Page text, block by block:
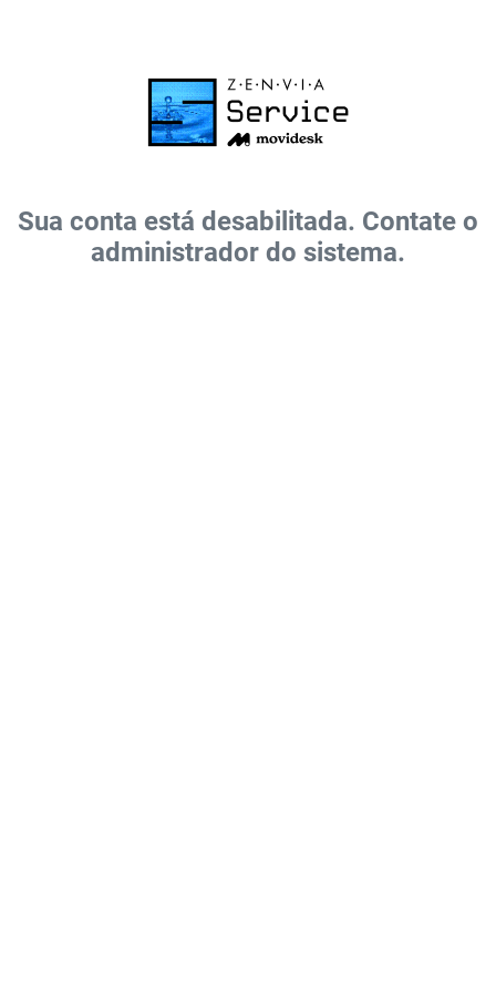
Sua conta está desabilitada. Contate o
administrador do sistema.